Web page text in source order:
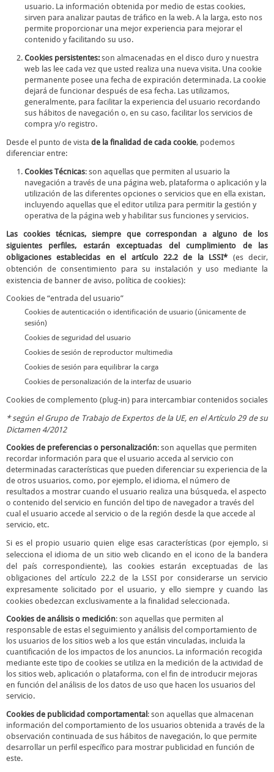
usuario. La información obtenida por medio de estas cookies,
sirven para analizar pautas de tráfico en la web. A la larga, esto nos
permite proporcionar una mejor experiencia para mejorar el
contenido y facilitando su uso.
Cookies persistentes: son almacenadas en el disco duro y nuestra
web las lee cada vez que usted realiza una nueva visita. Una cookie
permanente posee una fecha de expiración determinada. La cookie
dejará de funcionar después de esa fecha. Las utilizamos,
generalmente, para facilitar la experiencia del usuario recordando
sus hábitos de navegación o, en su caso, facilitar los servicios de
compra y/o registro.
Desde el punto de vista de la finalidad de cada cookie, podemos
diferenciar entre:
Cookies Técnicas: son aquellas que permiten al usuario la
navegación a través de una página web, plataforma o aplicación y la
utilización de las diferentes opciones o servicios que en ella existan,
incluyendo aquellas que el editor utiliza para permitir la gestión y
operativa de la página web y habilitar sus funciones y servicios.
Las cookies técnicas, siempre que correspondan a alguno de los
siguientes perfiles, estarán exceptuadas del cumplimiento de las
obligaciones establecidas en el artículo 22.2 de la LSSI* (es decir,
obtención de consentimiento para su instalación y uso mediante la
existencia de banner de aviso, política de cookies):
Cookies de “entrada del usuario”
Cookies de autenticación o identificación de usuario (únicamente de
sesión)
Cookies de seguridad del usuario
Cookies de sesión de reproductor multimedia
Cookies de sesión para equilibrar la carga
Cookies de personalización de la interfaz de usuario
Cookies de complemento (plug-in) para intercambiar contenidos sociales
*según el Grupo de Trabajo de Expertos de la UE, en el Artículo 29 de su
Dictamen 4/2012
Cookies de preferencias o personalización: son aquellas que permiten
recordar información para que el usuario acceda al servicio con
determinadas características que pueden diferenciar su experiencia de la
de otros usuarios, como, por ejemplo, el idioma, el número de
resultados a mostrar cuando el usuario realiza una búsqueda, el aspecto
o contenido del servicio en función del tipo de navegador a través del
cual el usuario accede al servicio o de la región desde la que accede al
servicio, etc.
Si es el propio usuario quien elige esas características (por ejemplo, si
selecciona el idioma de un sitio web clicando en el icono de la bandera
del país correspondiente), las cookies estarán exceptuadas de las
obligaciones del artículo 22.2 de la LSSI por considerarse un servicio
expresamente solicitado por el usuario, y ello siempre y cuando las
cookies obedezcan exclusivamente a la finalidad seleccionada.
Cookies de análisis o medición: son aquellas que permiten al
responsable de estas el seguimiento y análisis del comportamiento de
los usuarios de los sitios web a los que están vinculadas, incluida la
cuantificación de los impactos de los anuncios. La información recogida
mediante este tipo de cookies se utiliza en la medición de la actividad de
los sitios web, aplicación o plataforma, con el fin de introducir mejoras
en función del análisis de los datos de uso que hacen los usuarios del
servicio.
Cookies de publicidad comportamental : son aquellas que almacenan
información del comportamiento de los usuarios obtenida a través de la
observación continuada de sus hábitos de navegación, lo que permite
desarrollar un perfil específico para mostrar publicidad en función de
este.